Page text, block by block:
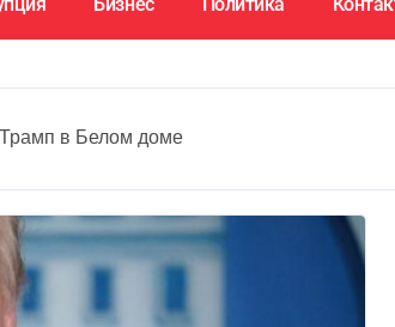
Трамп в Белом доме